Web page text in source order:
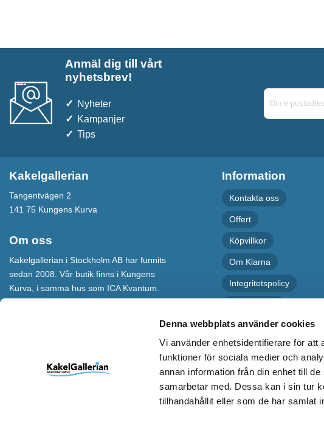
Denna webbplats använder cookies
Vi använder enhetsidentifierare för att
funktioner för sociala medier och
annan information från din enhet till
samarbetar med. Dessa kan i sin tur
tillhandahållit eller som de har samlat
Anmäl dig till vårt
nyhetsbrev!
Nyheter
Kampanjer
Tips
Kakelgallerian
Tangentvägen 2
141 75 Kungens Kurva
Om oss
Kakelgallerian i Stockholm AB har funnits
sedan 2008. Vår butik finns i Kungens
Kurva, i samma hus som ICA Kvantum.
kommer till vår butik eller besöker vår
webbshop ska bli inspirerade till nya och
Information
Kontakta oss
Offert
Köpvillkor
Om Klarna
Integritetspolicy